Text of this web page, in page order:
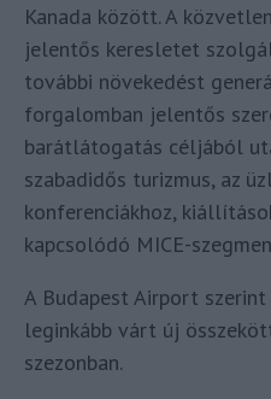
Kanada között. A
jelentős keresletet
további növekedést
forgalomban jelentős
barátlátogatás céljából
szabadidős turizmus, az
konferenciákhoz,
kapcsolódó MICE-
A Budapest Airport
leginkább várt új
szezonban.